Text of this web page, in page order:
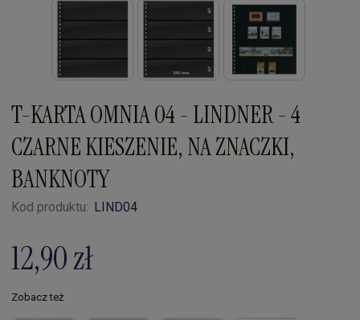
T-KARTA OMNIA 04 - LINDNER - 4
CZARNE KIESZENIE, NA ZNACZKI,
BANKNOTY
Kod produktu: LIND04
12,90 zł
Zobacz też